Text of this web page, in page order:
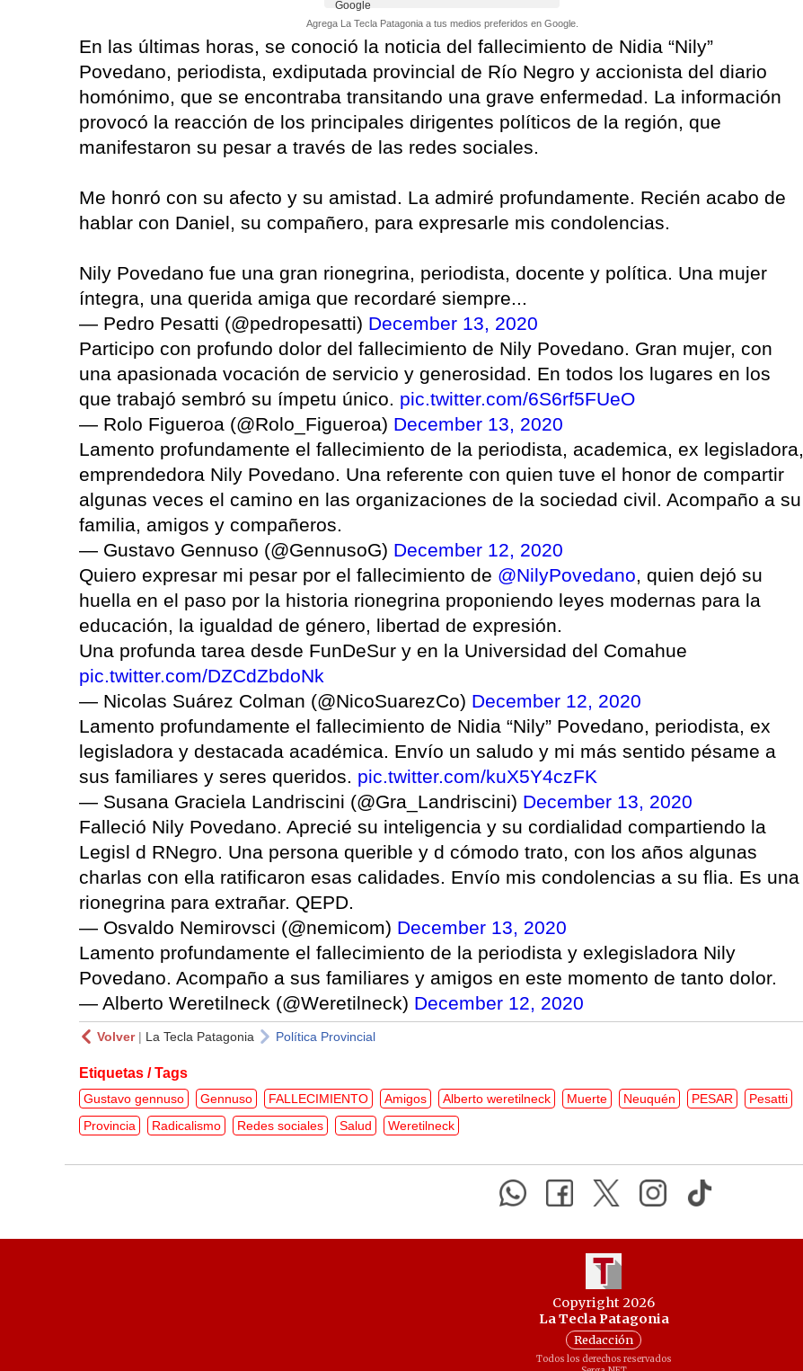
Agrega La Tecla Patagonia a tus medios preferidos en Google.
En las últimas horas, se conoció la noticia del fallecimiento de Nidia “Nily”
Povedano, periodista, exdiputada provincial de Río Negro y accionista del diario
homónimo, que se encontraba transitando una grave enfermedad. La información
provocó la reacción de los principales dirigentes políticos de la región, que
manifestaron su pesar a través de las redes sociales.
Me honró con su afecto y su amistad. La admiré profundamente. Recién acabo de
hablar con Daniel, su compañero, para expresarle mis condolencias.
Nily Povedano fue una gran rionegrina, periodista, docente y política. Una mujer
íntegra, una querida amiga que recordaré siempre...
— Pedro Pesatti (@pedropesatti) December 13, 2020
Participo con profundo dolor del fallecimiento de Nily Povedano. Gran mujer, con
una apasionada vocación de servicio y generosidad. En todos los lugares en los
que trabajó sembró su ímpetu único. pic.twitter.com/6S6rf5FUeO
— Rolo Figueroa (@Rolo_Figueroa) December 13, 2020
Lamento profundamente el fallecimiento de la periodista, academica, ex legisladora,
emprendedora Nily Povedano. Una referente con quien tuve el honor de compartir
algunas veces el camino en las organizaciones de la sociedad civil. Acompaño a su
familia, amigos y compañeros.
— Gustavo Gennuso (@GennusoG) December 12, 2020
Quiero expresar mi pesar por el fallecimiento de @NilyPovedano, quien dejó su
huella en el paso por la historia rionegrina proponiendo leyes modernas para la
educación, la igualdad de género, libertad de expresión.
Una profunda tarea desde FunDeSur y en la Universidad del Comahue
pic.twitter.com/DZCdZbdoNk
— Nicolas Suárez Colman (@NicoSuarezCo) December 12, 2020
Lamento profundamente el fallecimiento de Nidia “Nily” Povedano, periodista, ex
legisladora y destacada académica. Envío un saludo y mi más sentido pésame a
sus familiares y seres queridos. pic.twitter.com/kuX5Y4czFK
— Susana Graciela Landriscini (@Gra_Landriscini) December 13, 2020
Falleció Nily Povedano. Aprecié su inteligencia y su cordialidad compartiendo la
Legisl d RNegro. Una persona querible y d cómodo trato, con los años algunas
charlas con ella ratificaron esas calidades. Envío mis condolencias a su flia. Es una
rionegrina para extrañar. QEPD.
— Osvaldo Nemirovsci (@nemicom) December 13, 2020
Lamento profundamente el fallecimiento de la periodista y exlegisladora Nily
Povedano. Acompaño a sus familiares y amigos en este momento de tanto dolor.
— Alberto Weretilneck (@Weretilneck) December 12, 2020
Volver| La Tecla Patagonia Política Provincial
Etiquetas / Tags
Gustavo gennuso Gennuso FALLECIMIENTO Amigos Alberto weretilneck Muerte Neuquén PESAR
Pesatti
Provincia
Radicalismo Redes sociales Salud Weretilneck
Copyright 2026
La Tecla Patagonia
Redacción
Todos los derechos reservados